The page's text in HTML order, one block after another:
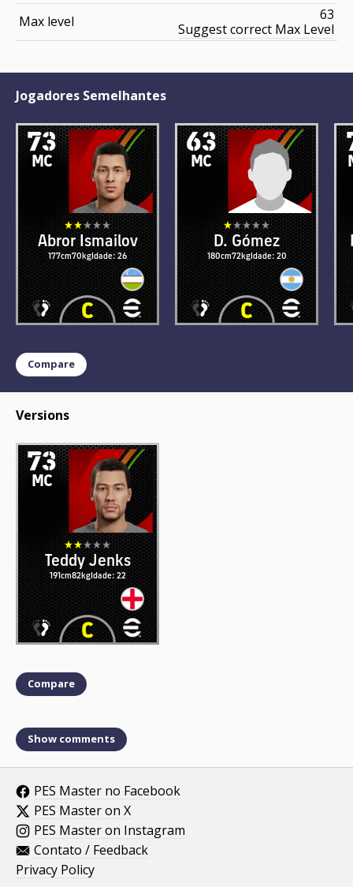
Max level
63
Suggest correct Max Level
Jogadores Semelhantes
73
MC
Abror Ismailov
177cm70kgIdade: 26
63
MC
D. Gómez
180cm72kgIdade: 20
Compare
Versions
73
MC
Teddy Jenks
191cm82kgIdade: 22
Compare
Show comments
PES Master no Facebook
PES Master on X
PES Master on Instagram
Contato / Feedback
Privacy Policy